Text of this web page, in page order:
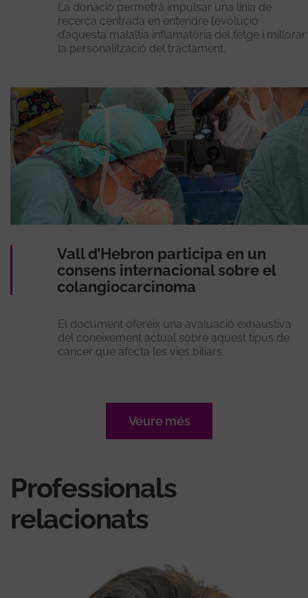
La donació permetrà impulsar una línia de
recerca centrada en entendre l’evolució
d’aquesta malaltia inflamatòria del fetge i millorar
la personalització del tractament.
Vall d’Hebron participa en un
consens internacional sobre el
colangiocarcinoma
El document ofereix una avaluació exhaustiva
del coneixement actual sobre aquest tipus de
càncer que afecta les vies biliars.
Veure més
Professionals
relacionats